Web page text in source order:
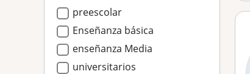
preescolar
Enseñanza básica
enseñanza Media
universitarios